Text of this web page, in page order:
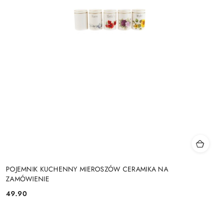
POJEMNIK KUCHENNY MIEROSZÓW CERAMIKA NA
ZAMÓWIENIE
49.90